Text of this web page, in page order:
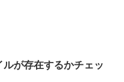
が存在するかチェッ